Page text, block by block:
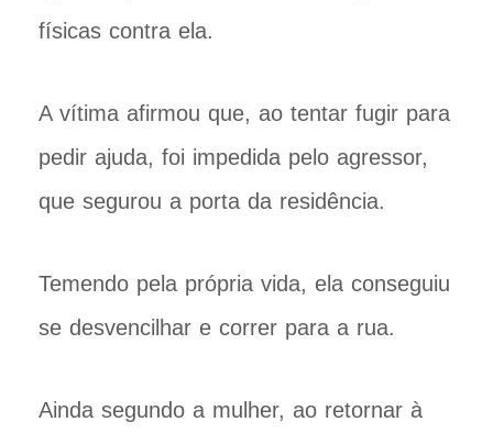
físicas contra ela.
A vítima afirmou que, ao tentar fugir para
pedir ajuda, foi impedida pelo agressor,
que segurou a porta da residência.
Temendo pela própria vida, ela conseguiu
se desvencilhar e correr para a rua.
Ainda segundo a mulher, ao retornar à